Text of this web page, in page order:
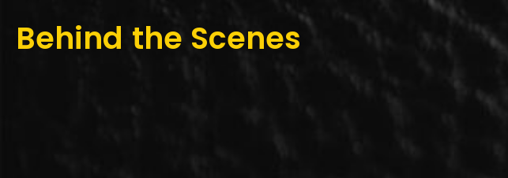
Behind the Scenes